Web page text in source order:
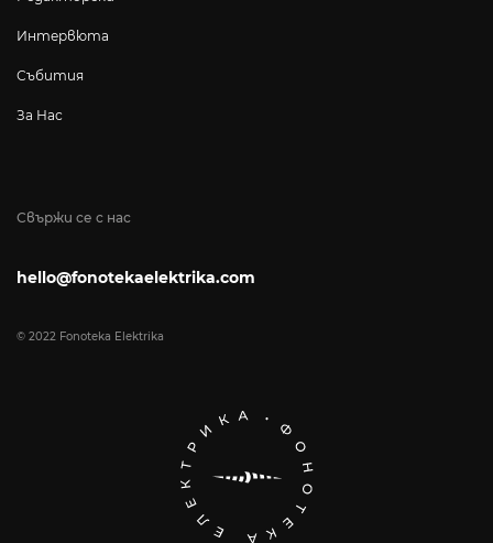
Свържи се с нас
hello@fonotekaelektrika.com
© 2022 Fonoteka Elektrika
Интервюта
Събития
За Нас